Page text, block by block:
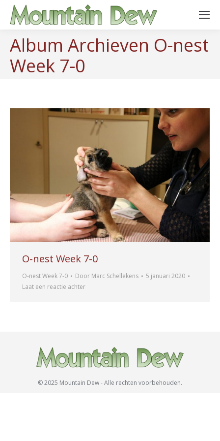
Album Archieven O-nest
Week 7-0
O-nest Week 7-0
O-nest Week 7-0 Door Marc Schellekens
5 januari 2020
Laat een reactie achter
© 2025 Mountain Dew - Alle rechten voorbehouden.